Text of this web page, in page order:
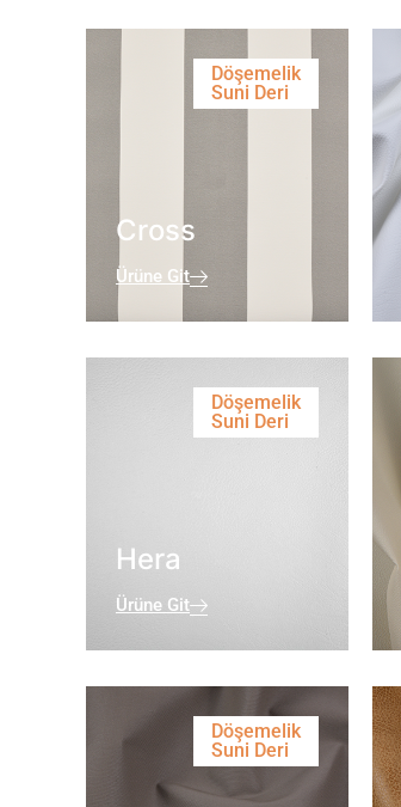
Döşemelik
Suni Deri
Cross
Ürüne Git
Döşemelik
Suni Deri
Hera
Ürüne Git
Döşemelik
Suni Deri